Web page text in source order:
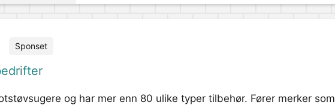
Sponset
og har mer enn 80 ulike typer tilbehør. Fører merker som